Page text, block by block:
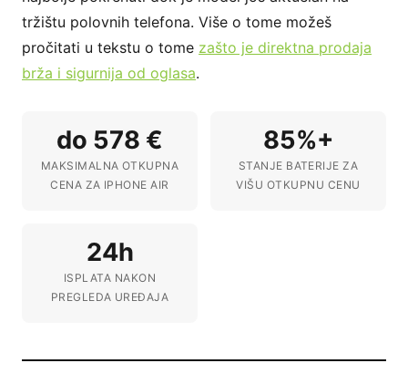
tržištu polovnih telefona. Više o tome možeš
pročitati u tekstu o tome zašto je direktna prodaja
brža i sigurnija od oglasa.
do 578 €
MAKSIMALNA OTKUPNA
CENA ZA IPHONE AIR
85%+
STANJE BATERIJE ZA
VIŠU OTKUPNU CENU
24h
ISPLATA NAKON
PREGLEDA UREĐAJA